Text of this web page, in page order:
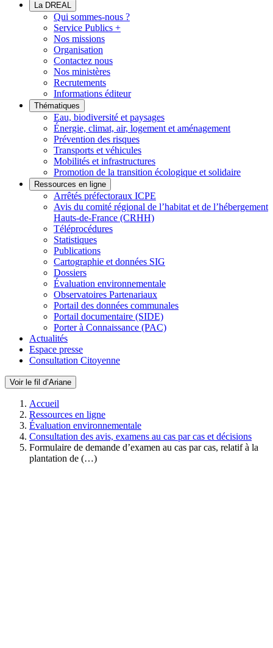
La DREAL
Qui sommes-nous ?
Service Publics +
Nos missions
Organisation
Contactez nous
Nos ministères
Recrutements
Informations éditeur
Thématiques
Eau, biodiversité et paysages
Énergie, climat, air, logement et aménagement
Prévention des risques
Transports et véhicules
Mobilités et infrastructures
Promotion de la transition écologique et solidaire
Ressources en ligne
Arrêtés préfectoraux ICPE
Avis du comité régional de l’habitat et de l’hébergement
Hauts-de-France (CRHH)
Téléprocédures
Statistiques
Publications
Cartographie et données SIG
Dossiers
Évaluation environnementale
Observatoires Partenariaux
Portail des données communales
Portail documentaire (SIDE)
Porter à Connaissance (PAC)
Actualités
Espace presse
Consultation Citoyenne
Voir le fil d’Ariane
Accueil
Ressources en ligne
Évaluation environnementale
Consultation des avis, examens au cas par cas et décisions
Formulaire de demande d’examen au cas par cas, relatif à la
plantation de (…)